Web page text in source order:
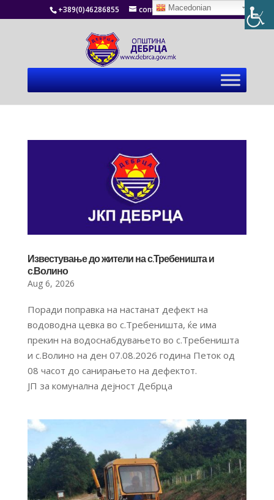
+389(0)46286855 contact@debrca.gov.mk
Известување до жители на с.Требеништа и
с.Волино
Aug 6, 2026
Поради поправка на настанат дефект на
водоводна цевка во с.Требеништа, ќе има
прекин на водоснабдувањето во с.Требеништа
и с.Волино на ден 07.08.2026 година Петок од
08 часот до санирањето на дефектот.
ЈП за комунална дејност Дебрца
Macedonian